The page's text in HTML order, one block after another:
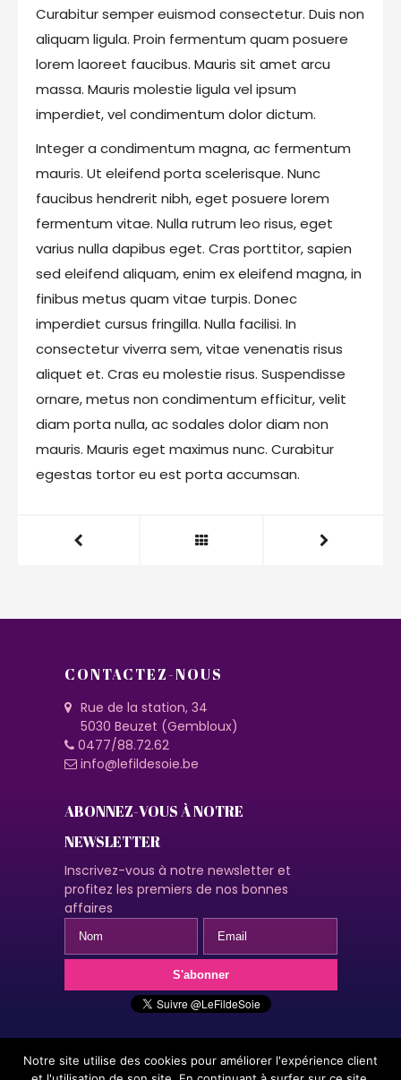
Curabitur semper euismod consectetur. Duis non
aliquam ligula. Proin fermentum quam posuere
lorem laoreet faucibus. Mauris sit amet arcu
massa. Mauris molestie ligula vel ipsum
imperdiet, vel condimentum dolor dictum.
Integer a condimentum magna, ac fermentum
mauris. Ut eleifend porta scelerisque. Nunc
faucibus hendrerit nibh, eget posuere lorem
fermentum vitae. Nulla rutrum leo risus, eget
varius nulla dapibus eget. Cras porttitor, sapien
sed eleifend aliquam, enim ex eleifend magna, in
finibus metus quam vitae turpis. Donec
imperdiet cursus fringilla. Nulla facilisi. In
consectetur viverra sem, vitae venenatis risus
aliquet et. Cras eu molestie risus. Suspendisse
ornare, metus non condimentum efficitur, velit
diam porta nulla, ac sodales dolor diam non
mauris. Mauris eget maximus nunc. Curabitur
egestas tortor eu est porta accumsan.
CONTACTEZ-NOUS
Rue de la station, 34
5030 Beuzet (Gembloux)
0477/88.72.62
info@lefildesoie.be
ABONNEZ-VOUS À NOTRE
NEWSLETTER
Inscrivez-vous à notre newsletter et
profitez les premiers de nos bonnes
affaires
© 2020 Le fil de soie | Design by A2Com | En naviguant sur ce
Notre site utilise des cookies pour améliorer l'expérience client